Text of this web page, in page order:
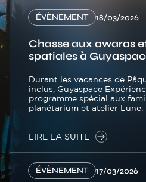
ÉVÈNEMENT 18/03/2026
Chasse aux awaras
spatiales à
Durant les vacances de
inclus, Guyaspace
programme spécial aux
planétarium et atelier Lune.
LIRE LA SUITE
ÉVÈNEMENT 17/03/2026